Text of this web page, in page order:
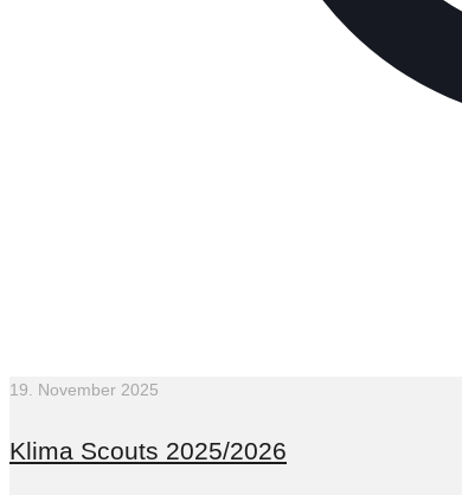
19. November 2025
Klima Scouts 2025/2026